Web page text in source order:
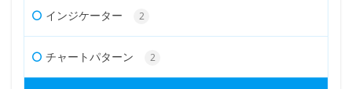
インジケーター 2
チャートパターン 2